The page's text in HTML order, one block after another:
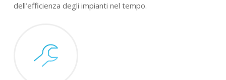
dell’efficienza degli impianti nel tempo.